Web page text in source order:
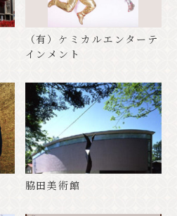
（有）ケミカルエンターテ
インメント
脇田美術館